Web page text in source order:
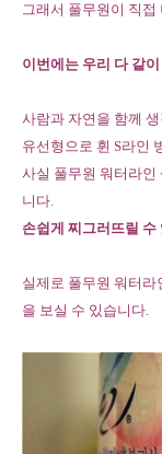
그래서 풀무원이 직접
이번에는 우리 다 같
사람과 자연을 함께
유선형으로 휜 S라인
사실 풀무원 워터라인
니다.
손쉽게 찌그러뜨릴
실제로 풀무원 워터라
을 보실 수 있습니다.